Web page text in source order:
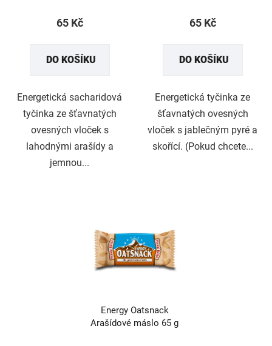
65 Kč
DO KOŠÍKU
Energetická sacharidová
tyčinka ze šťavnatých
ovesných vloček s
lahodnými arašídy a
jemnou...
65 Kč
DO KOŠÍKU
Energetická tyčinka ze
šťavnatých ovesných
vloček s jablečným pyré a
skořící. (Pokud chcete...
Energy Oatsnack
Arašídové máslo 65 g